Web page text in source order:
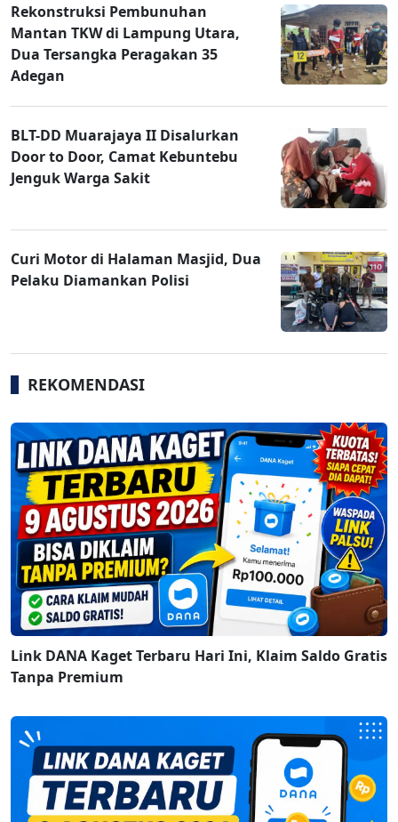
Rekonstruksi Pembunuhan
Mantan TKW di Lampung Utara,
Dua Tersangka Peragakan 35
Adegan
BLT-DD Muarajaya II Disalurkan
Door to Door, Camat Kebuntebu
Jenguk Warga Sakit
Curi Motor di Halaman Masjid, Dua
Pelaku Diamankan Polisi
REKOMENDASI
Link DANA Kaget Terbaru Hari Ini, Klaim Saldo Gratis
Tanpa Premium